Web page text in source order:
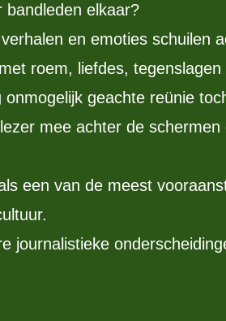
bandleden elkaar?
en emoties schuilen
roem, liefdes,
onmogelijk geachte reünie
mee achter de
een van de meest
journalistieke